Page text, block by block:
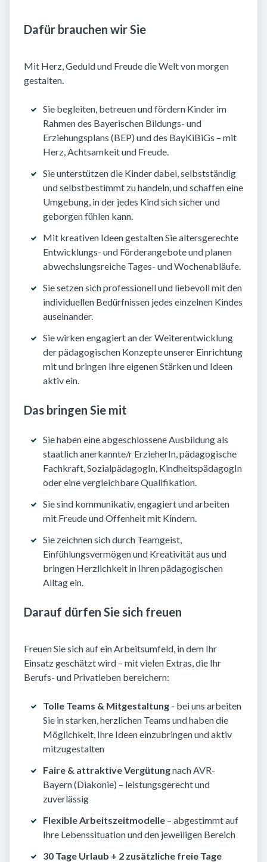
Dafür brauchen wir Sie
Mit Herz, Geduld und Freude die Welt von morgen
gestalten.
Sie begleiten, betreuen und fördern Kinder im
Rahmen des Bayerischen Bildungs- und
Erziehungsplans (BEP) und des BayKiBiGs – mit
Herz, Achtsamkeit und Freude.
Sie unterstützen die Kinder dabei, selbstständig
und selbstbestimmt zu handeln, und schaffen eine
Umgebung, in der jedes Kind sich sicher und
geborgen fühlen kann.
Mit kreativen Ideen gestalten Sie altersgerechte
Entwicklungs- und Förderangebote und planen
abwechslungsreiche Tages- und Wochenabläufe.
Sie setzen sich professionell und liebevoll mit den
individuellen Bedürfnissen jedes einzelnen Kindes
auseinander.
Sie wirken engagiert an der Weiterentwicklung
der pädagogischen Konzepte unserer Einrichtung
mit und bringen Ihre eigenen Stärken und Ideen
aktiv ein.
Das bringen Sie mit
Sie haben eine abgeschlossene Ausbildung als
staatlich anerkannte/r ErzieherIn, pädagogische
Fachkraft, SozialpädagogIn, KindheitspädagogIn
oder eine vergleichbare Qualifikation.
Sie sind kommunikativ, engagiert und arbeiten
mit Freude und Offenheit mit Kindern.
Sie zeichnen sich durch Teamgeist,
Einfühlungsvermögen und Kreativität aus und
bringen Herzlichkeit in Ihren pädagogischen
Alltag ein.
Darauf dürfen Sie sich freuen
Freuen Sie sich auf ein Arbeitsumfeld, in dem Ihr
Einsatz geschätzt wird – mit vielen Extras, die Ihr
Berufs- und Privatleben bereichern:
Tolle Teams & Mitgestaltung - bei uns arbeiten
Sie in starken, herzlichen Teams und haben die
Möglichkeit, Ihre Ideen einzubringen und aktiv
mitzugestalten
Faire & attraktive Vergütungnach AVR-
Bayern (Diakonie) – leistungsgerecht und
zuverlässig
Flexible Arbeitszeitmodelle – abgestimmt auf
Ihre Lebenssituation und den jeweiligen Bereich
30 Tage Urlaub + 2 zusätzliche freie Tage